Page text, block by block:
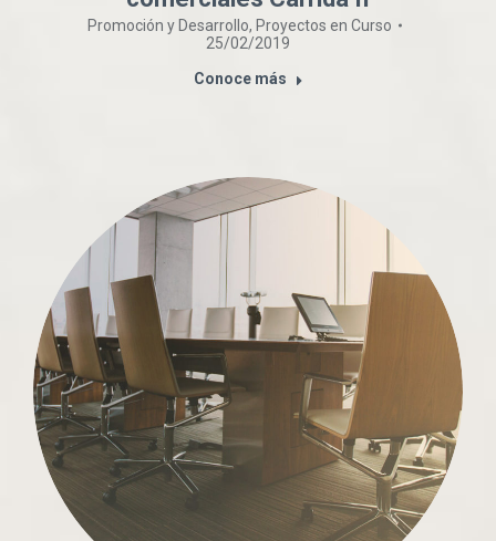
Promoción y Desarrollo, Proyectos en Curso
25/02/2019
Conoce más